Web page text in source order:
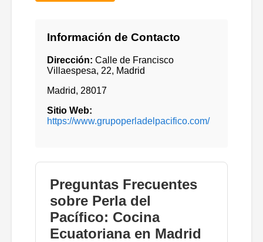
Información de Contacto
Dirección: Calle de Francisco
Villaespesa, 22, Madrid
Madrid, 28017
Sitio Web:
https://www.grupoperladelpacifico.com/
Preguntas Frecuentes
sobre Perla del
Pacífico: Cocina
Ecuatoriana en Madrid